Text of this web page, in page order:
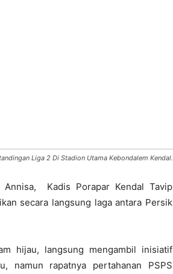
Liga 2 Di Stadion Utama Kebondalem Kendal.
Kadis Porapar Kendal Tavip
secara langsung laga antara Persik
hijau, langsung mengambil inisiatif
namun rapatnya pertahanan PSPS